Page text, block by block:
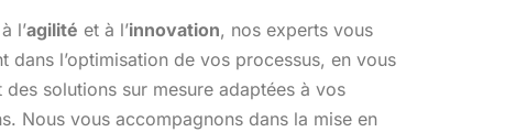
l’agilité et à l’innovation, nos experts vous
dans l’optimisation de vos processus, en vous
des solutions sur mesure adaptées à vos
Nous vous accompagnons dans la mise en